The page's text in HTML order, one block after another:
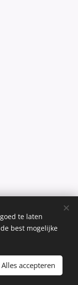
Cookies
te laten
best mogelijke
Alles accepteren